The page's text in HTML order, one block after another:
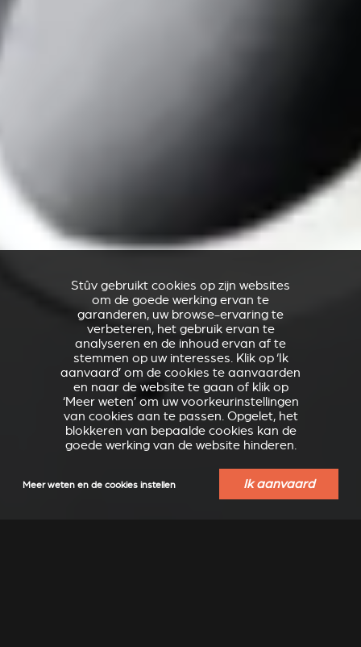
Stûv gebruikt cookies op zijn websites
om de goede werking ervan te
garanderen, uw browse-ervaring te
verbeteren, het gebruik ervan te
analyseren en de inhoud ervan af te
stemmen op uw interesses. Klik op ‘Ik
aanvaard’ om de cookies te aanvaarden
en naar de website te gaan of klik op
‘Meer weten’ om uw voorkeurinstellingen
van cookies aan te passen. Opgelet, het
blokkeren van bepaalde cookies kan de
goede werking van de website hinderen.
Meer weten en de cookies instellen Ik aanvaard